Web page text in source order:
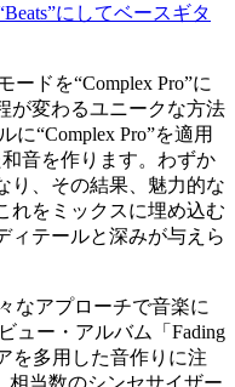
にしてベースギタ
ードを“Complex Pro”に
が変わるユニークな方法
“Complex Pro”を適用
音を作ります。わずか
り、その結果、魅力的な
れをミックスに埋め込む
ィテールと深みが与えら
なアプローチで音楽に
ュー・アルバム「Fading
を多用した音作りに注